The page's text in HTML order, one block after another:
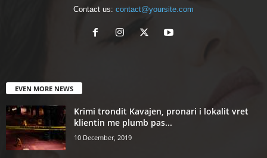
Contact us: contact@yoursite.com
EVEN MORE NEWS
Krimi trondit Kavajen, pronari i lokalit vret
klientin me plumb pas...
10 December, 2019